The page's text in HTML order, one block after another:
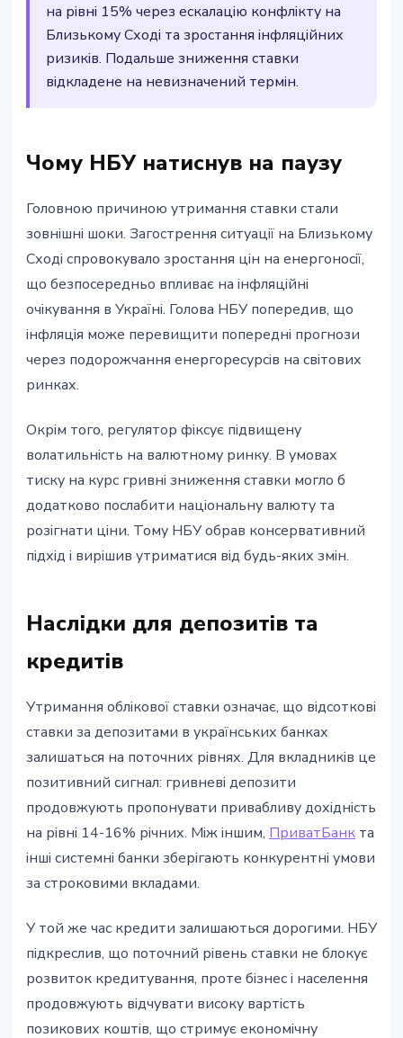
на рівні 15% через ескалацію конфлікту на
Близькому Сході та зростання інфляційних
ризиків. Подальше зниження ставки
відкладене на невизначений термін.
Чому НБУ натиснув на паузу
Головною причиною утримання ставки стали
зовнішні шоки. Загострення ситуації на Близькому
Сході спровокувало зростання цін на енергоносії,
що безпосередньо впливає на інфляційні
очікування в Україні. Голова НБУ попередив, що
інфляція може перевищити попередні прогнози
через подорожчання енергоресурсів на світових
ринках.
Окрім того, регулятор фіксує підвищену
волатильність на валютному ринку. В умовах
тиску на курс гривні зниження ставки могло б
додатково послабити національну валюту та
розігнати ціни. Тому НБУ обрав консервативний
підхід і вирішив утриматися від будь-яких змін.
Наслідки для депозитів та
кредитів
Утримання облікової ставки означає, що відсоткові
ставки за депозитами в українських банках
залишаться на поточних рівнях. Для вкладників це
позитивний сигнал: гривневі депозити
продовжують пропонувати привабливу дохідність
на рівні 14-16% річних. Між іншим, ПриватБанк та
інші системні банки зберігають конкурентні умови
за строковими вкладами.
У той же час кредити залишаються дорогими. НБУ
підкреслив, що поточний рівень ставки не блокує
розвиток кредитування, проте бізнес і населення
продовжують відчувати високу вартість
позикових коштів, що стримує економічну